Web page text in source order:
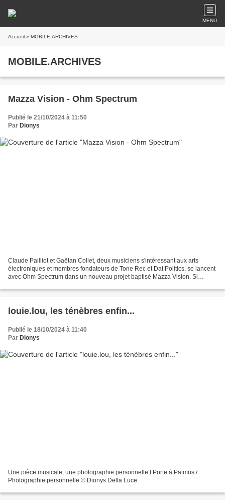
MENU
Accueil » MOBILE.ARCHIVES
MOBILE.ARCHIVES
Mazza Vision - Ohm Spectrum
Publié le 21/10/2024 à 11:50
Par Dionys
Claude Pailliot et Gaëtan Collet, deux musiciens s'intéressant aux arts
électroniques et membres fondateurs de Tone Rec et Dat Politics, se lancent
avec Ohm Spectrum dans un nouveau projet baptisé Mazza Vision. Si
louie.lou, les ténèbres enfin...
Publié le 18/10/2024 à 11:40
Par Dionys
Une pièce musicale, une photographie personnelle I Porte à Patmos /
Photographie personnelle © Dionys Della Luce